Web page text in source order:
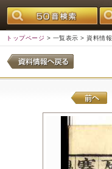
トップページ > 一覧表示 > 資料情報